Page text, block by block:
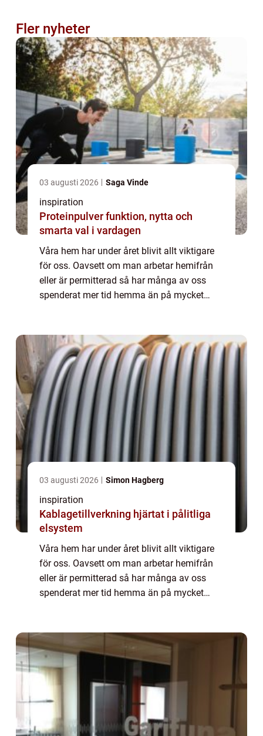
Fler nyheter
03 augusti 2026 Saga Vinde
inspiration
Proteinpulver funktion, nytta och
smarta val i vardagen
Våra hem har under året blivit allt viktigare
för oss. Oavsett om man arbetar hemifrån
eller är permitterad så har många av oss
spenderat mer tid hemma än på mycket
03 augusti 2026 Simon Hagberg
inspiration
Kablagetillverkning hjärtat i pålitliga
elsystem
Våra hem har under året blivit allt viktigare
för oss. Oavsett om man arbetar hemifrån
eller är permitterad så har många av oss
spenderat mer tid hemma än på mycket